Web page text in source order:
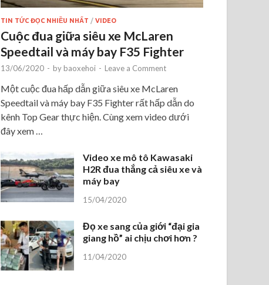
TIN TỨC ĐỌC NHIỀU NHẤT /VIDEO
Cuộc đua giữa siêu xe McLaren
Speedtail và máy bay F35 Fighter
13/06/2020 - by baoxehoi - Leave a Comment
Một cuộc đua hấp dẫn giữa siêu xe McLaren
Speedtail và máy bay F35 Fighter rất hấp dẫn do
kênh Top Gear thực hiện. Cùng xem video dưới
đây xem …
Video xe mô tô Kawasaki
H2R đua thắng cả siêu xe và
máy bay
15/04/2020
Đọ xe sang của giới “đại gia
giang hồ” ai chịu chơi hơn ?
11/04/2020